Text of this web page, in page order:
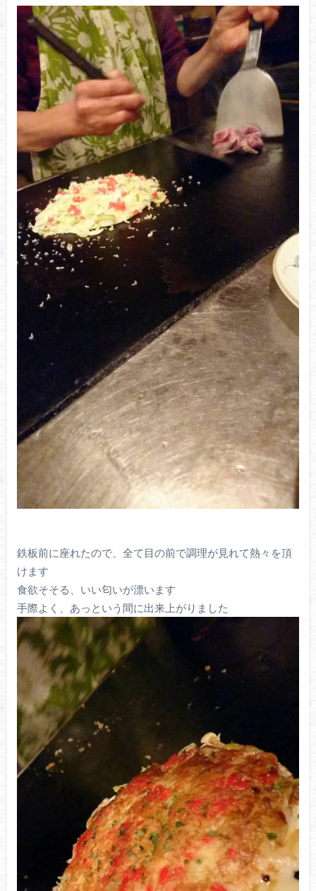
鉄板前に座れたので、全て目の前で調理が見れて熱々を頂
けます
食欲そそる、いい匂いが漂います
手際よく、あっという間に出来上がりました